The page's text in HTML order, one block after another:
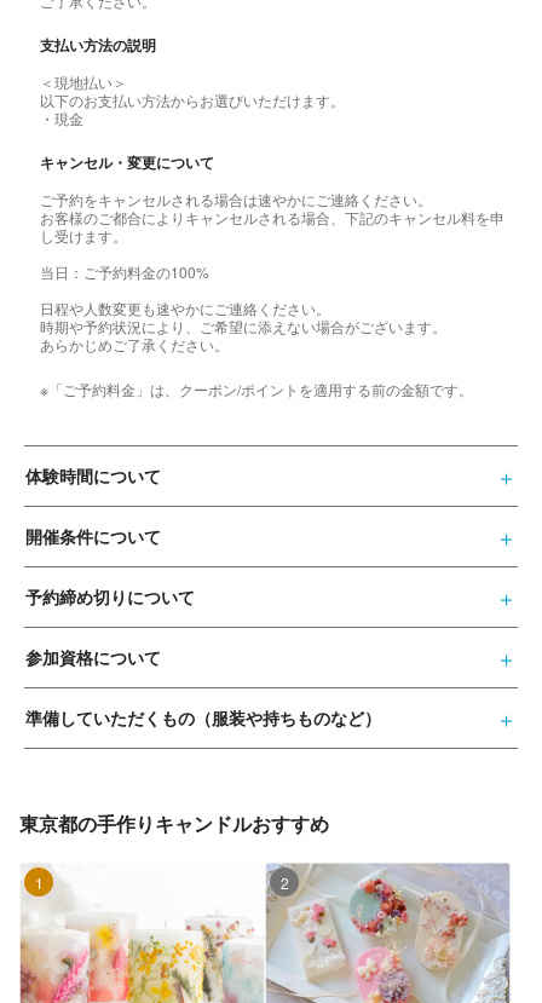
支払い方法の説明
＜現地払い＞
以下のお支払い方法からお選びいただけます。
・現金
キャンセル・変更について
ご予約をキャンセルされる場合は速やかにご連絡ください。
お客様のご都合によりキャンセルされる場合、下記のキャンセル料を申
し受けます。
当日：ご予約料金の100%
日程や人数変更も速やかにご連絡ください。
時期や予約状況により、ご希望に添えない場合がございます。
あらかじめご了承ください。
※「ご予約料金」は、クーポン/ポイントを適用する前の金額です。
体験時間について
開催条件について
予約締め切りについて
参加資格について
準備していただくもの（服装や持ちものなど）
東京都の手作りキャンドルおすすめ
2位